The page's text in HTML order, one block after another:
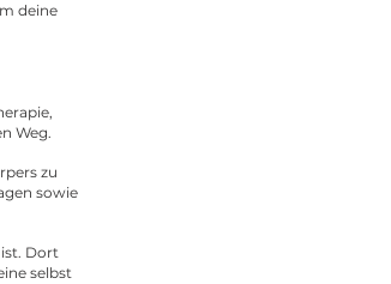
deine
Weg.
zu
sowie
Dort
selbst